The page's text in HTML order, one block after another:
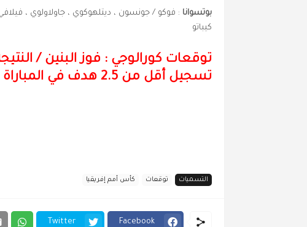
بوتسوانا : فوكو / جونسون ، ديتلهوكوي ، جاولاولوي ،
كيباتو
توقعات كورالوجي : فوز البنين/
تسجيل أقل من 2.5 هدف في المباراة
التسميات توقعات كأس أمم إفريقيا
Facebook
Twitter